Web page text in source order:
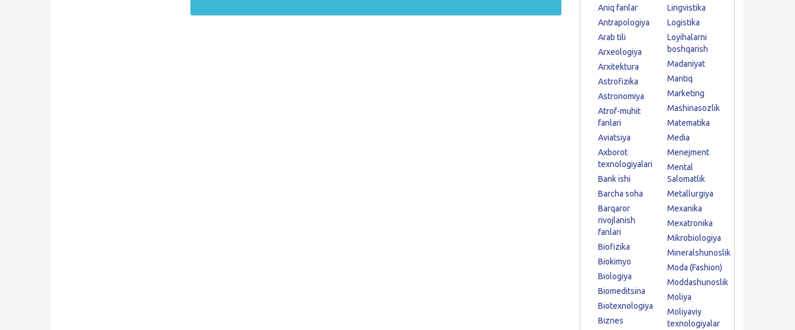
Aniq fanlar
Antrapologiya
Arab tili
Arxeologiya
Arxitektura
Astrofizika
Astronomiya
Atrof-muhit
fanlari
Aviatsiya
Axborot
texnologiyalari
Bank ishi
Barcha soha
Barqaror
rivojlanish
fanlari
Biofizika
Biokimyo
Biologiya
Biomeditsina
Biotexnologiya
Biznes
Lingvistika
Logistika
Loyihalarni
boshqarish
Madaniyat
Mantiq
Marketing
Mashinasozlik
Matematika
Media
Menejment
Mental
Salomatlik
Metallurgiya
Mexanika
Mexatronika
Mikrobiologiya
Mineralshunoslik
Moda (Fashion)
Moddashunoslik
Moliya
Moliyaviy
texnologiyalar